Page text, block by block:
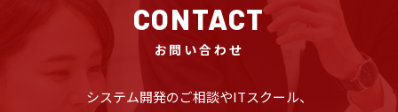
CONTACT
お問い合わせ
システム開発のご相談やITスクール、